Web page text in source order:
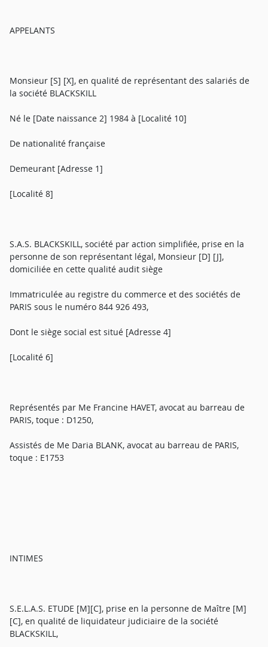
APPELANTS
Monsieur [S] [X], en qualité de représentant des salariés de
la société BLACKSKILL
Né le [Date naissance 2] 1984 à [Localité 10]
De nationalité française
Demeurant [Adresse 1]
[Localité 8]
S.A.S. BLACKSKILL, société par action simplifiée, prise en la
personne de son représentant légal, Monsieur [D] [J],
domiciliée en cette qualité audit siège
Immatriculée au registre du commerce et des sociétés de
PARIS sous le numéro 844 926 493,
Dont le siège social est situé [Adresse 4]
[Localité 6]
Représentés par Me Francine HAVET, avocat au barreau de
PARIS, toque : D1250,
Assistés de Me Daria BLANK, avocat au barreau de PARIS,
toque : E1753
INTIMES
S.E.L.A.S. ETUDE [M][C], prise en la personne de Maître [M]
[C], en qualité de liquidateur judiciaire de la société
BLACKSKILL,